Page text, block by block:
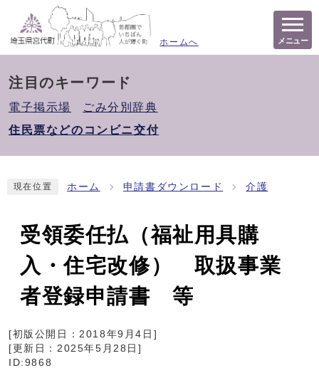
ホームへ メニュー
注目のキーワード
電子掲示場
ごみ分別辞典
住民票などのコンビニ交付
現在位置 ホーム 申請書ダウンロード 介護
受領委任払（福祉用具購
入・住宅改修） 取扱事業
者登録申請書 等
[初版公開日：2018年9月4日 ]
[更新日： 2025年5月28日 ]
ID:9868